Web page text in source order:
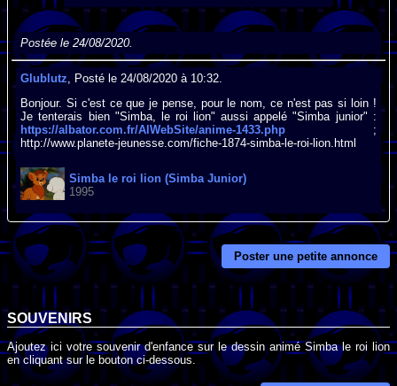
Postée le 24/08/2020.
Glublutz, Posté le 24/08/2020 à 10:32.
Bonjour. Si c'est ce que je pense, pour le nom, ce n'est pas si loin !
Je tenterais bien "Simba, le roi lion" aussi appelé "Simba junior" :
https://albator.com.fr/AlWebSite/anime-1433.php ;
http://www.planete-jeunesse.com/fiche-1874-simba-le-roi-lion.html
Simba le roi lion (Simba Junior)
1995
Poster une petite annonce
SOUVENIRS
Ajoutez ici votre souvenir d'enfance sur le dessin animé Simba le roi lion
en cliquant sur le bouton ci-dessous.